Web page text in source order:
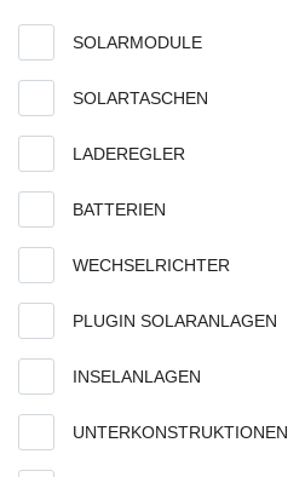
SOLARMODULE
SOLARTASCHEN
LADEREGLER
BATTERIEN
WECHSELRICHTER
PLUGIN SOLARANLAGEN
INSELANLAGEN
UNTERKONSTRUKTIONEN